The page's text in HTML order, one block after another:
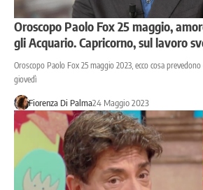
Oroscopo Paolo Fox 25 maggio,
gli Acquario. Capricorno, sul lavoro
Oroscopo Paolo Fox 25 maggio 2023, ecco cosa
giovedì
Fiorenza Di Palma24 Maggio 2023